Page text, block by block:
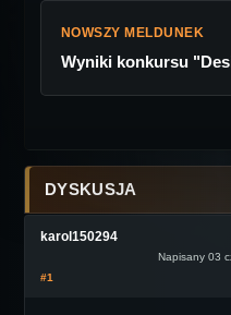
NOWSZY MELDUNEK
Wyniki konkursu
DYSKUSJA
karol150294
Napisany 03
#1